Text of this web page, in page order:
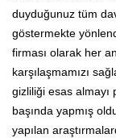
duyduğunuz tüm
göstermekte
firması olarak her
karşılaşmamızı
gizliliği esas almayı
başında yapmış
yapılan